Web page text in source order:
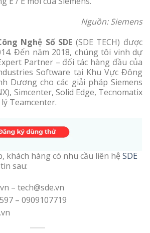
Nguồn: Siemens
Nghệ Số SDE (SDE TECH) được
Đến năm 2018, chúng tôi vinh dự
Partner – đối tác hàng đầu của
Software tại Khu Vực Đông
Dương cho các giải pháp Siemens
Simcenter, Solid Edge, Tecnomatix
Teamcenter.
khách hàng có nhu cầu liên hệ SDE
sau:
– tech@sde.vn
– 0909107719